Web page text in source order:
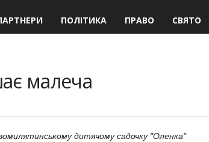
ПОЛІТИКА ПРАВО СВЯТО
малеча
дитячому садочку "Оленка"